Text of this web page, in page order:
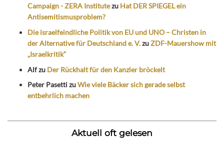
Campaign - ZERA Institutezu Hat DER SPIEGEL ein
Antisemitismusproblem?
Die israelfeindliche Politik von EU und UNO – Christen in
der Alternative für Deutschland e. V.zuZDF-Mauershow mit
„Israelkritik“
Alfzu Der Rückhalt für den Kanzler bröckelt
Peter PasettizuWie viele Bäcker sich gerade selbst
entbehrlich machen
Aktuell oft gelesen